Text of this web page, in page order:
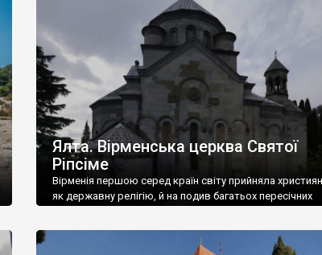
називаються «повстяками» (postaki)…” “Вино. Крим
виробляє відмінне вино і його вдосталь: воно все
легке біле і дуже […]
Ялта. Вірменська церква Святої
Ріпсіме
Вірменія першою серед країн світу прийняла
як державну релігію, й на подив багатьох пересічних